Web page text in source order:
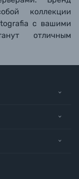
коллекции
с вашими
отличным